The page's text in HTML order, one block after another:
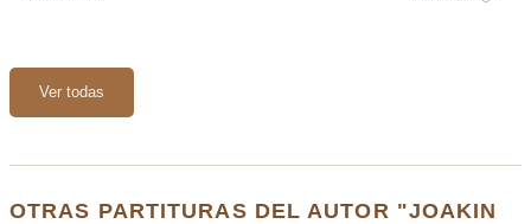
Ver todas
OTRAS PARTITURAS DEL AUTOR "JOAKIN